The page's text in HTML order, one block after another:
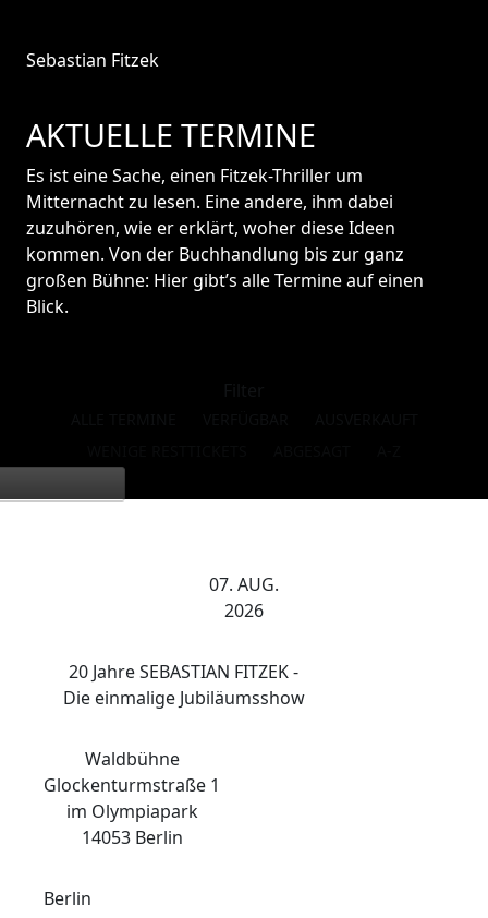
Sebastian Fitzek
AKTUELLE TERMINE
Es ist eine Sache, einen Fitzek-Thriller um
Mitternacht zu lesen. Eine andere, ihm dabei
zuzuhören, wie er erklärt, woher diese Ideen
kommen. Von der Buchhandlung bis zur ganz
großen Bühne: Hier gibt’s alle Termine auf einen
Blick.
07. AUG.
2026
20 Jahre SEBASTIAN FITZEK -
Die einmalige Jubiläumsshow
Waldbühne
Glockenturmstraße 1
im Olympiapark
14053 Berlin
Berlin